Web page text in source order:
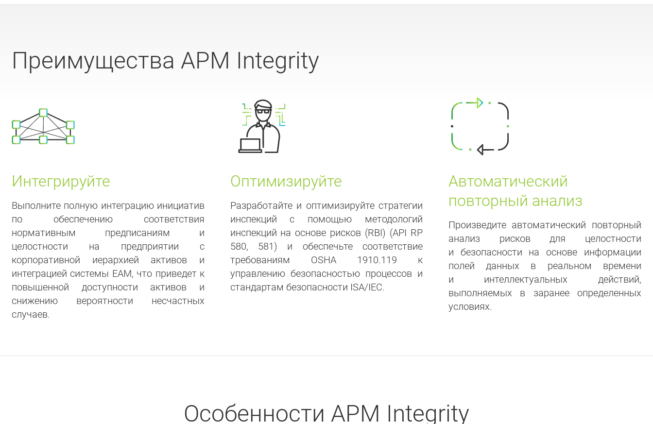
Преимущества APM Integrity
Интегрируйте
Выполните полную интеграцию инициатив
по обеспечению соответствия
нормативным предписаниям и
целостности на предприятии с
корпоративной иерархией активов и
интеграцией системы EAM, что приведет к
повышенной доступности активов и
снижению вероятности несчастных
случаев.
Оптимизируйте
Разработайте и оптимизируйте стратегии
инспекций с помощью методологий
инспекций на основе рисков (RBI) (API RP
580, 581) и обеспечьте соответствие
требованиям OSHA 1910.119 к
управлению безопасностью процессов и
стандартам безопасности ISA/IEC.
Автоматический
повторный анализ
Произведите автоматический повторный
анализ рисков для целостности
и безопасности на основе информации
полей данных в реальном времени
и интеллектуальных действий,
выполняемых в заранее определенных
условиях.
Особенности APM Integrity